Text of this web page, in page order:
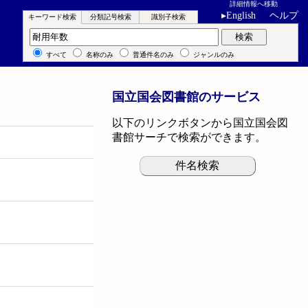
詳細情報へ移動
▸English ヘルプ
キーワード検索 分類記号検索 識別子検索
キーワード検索 検索
すべて 名称のみ 普通件名のみ ジャンルのみ
国立国会図書館のサービス
以下のリンクボタンから国立国会図
書館サーチで検索ができます。
件名検索